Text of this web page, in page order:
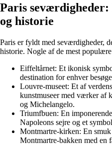
Paris
og historie
Paris er fyldt med seværdigheder,
historie. Nogle af de mest
Eiffeltårnet: Et ikonisk
destination for enhver
Louvre-museet: Et af
kunstmuseer med værker af
og Michelangelo.
Triumfbuen: En
Napoleons sejre og et
Montmartre-kirken: En
Montmartre-bakken med en